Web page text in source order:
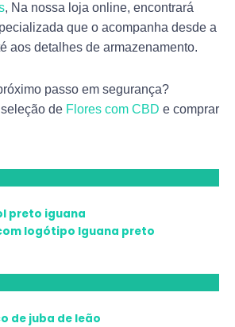
, Na nossa loja online, encontrará
que o acompanha desde a
aos detalhes de armazenamento.
passo em segurança?
de Flores com CBD e comprar
logótipo Iguana preto
€€
€
preços:
10,00 €
€